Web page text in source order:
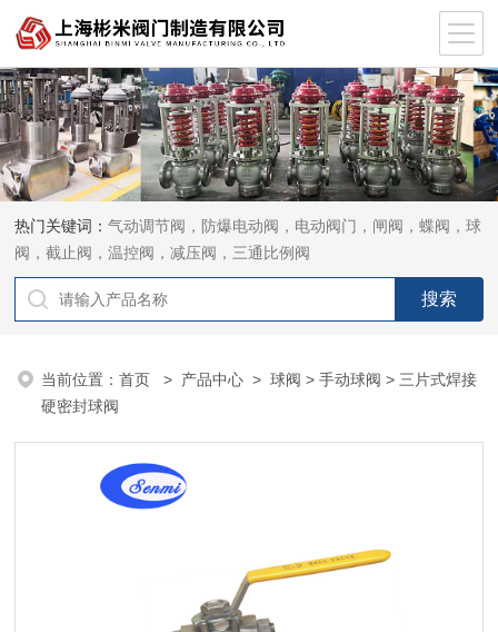
热门关键词：气动调节阀，防爆电动阀，电动阀门，闸阀，蝶阀，球
阀，截止阀，温控阀，减压阀，三通比例阀
当前位置：首页 > 产品中心 >球阀 >手动球阀 > 三片式焊接
硬密封球阀